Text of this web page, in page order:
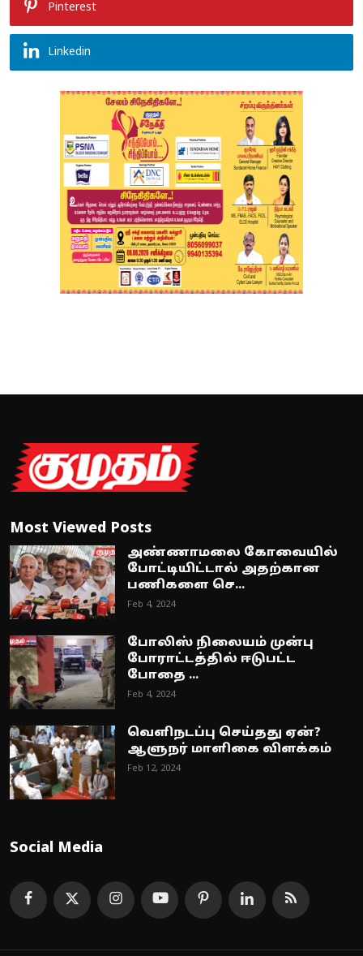
Pinterest
Linkedin
Most Viewed Posts
அண்ணாமலை கோவையில்
போட்டியிட்டால் அதற்கான
பணிகளை செ...
Feb 4, 2024
போலிஸ் நிலையம் முன்பு
போராட்டத்தில் ஈடுபட்ட
போதை ...
Feb 4, 2024
வெளிநடப்பு செய்தது ஏன்?
ஆளுநர் மாளிகை விளக்கம்
Feb 12, 2024
Social Media